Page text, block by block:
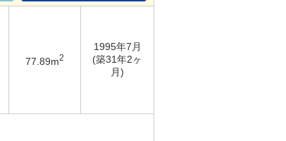
77.89m2
1995年7月
(築31年2ヶ
月)